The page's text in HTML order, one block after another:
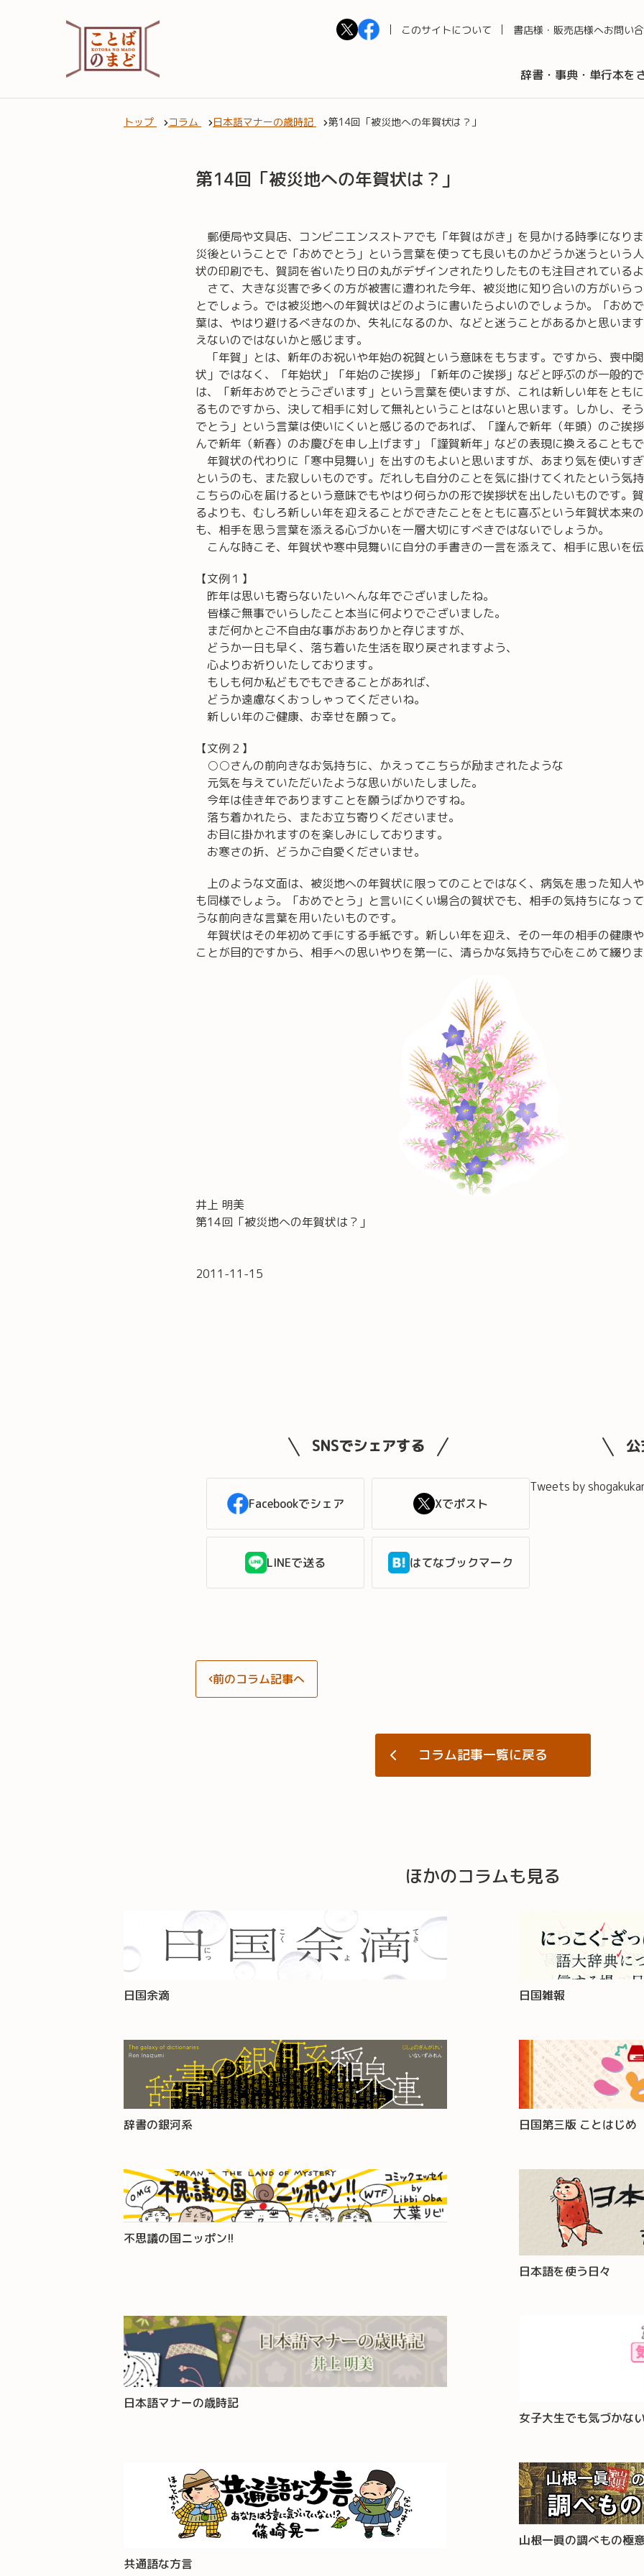
このサイトについて 書店様・販売店様へお問い
辞書・事典・単行本を
トップ コラム 日本語マナーの歳時記 第14回「被災地への年賀状は？」
第14回「被災地への年賀状は？」
郵便局や文具店、コンビニエンスストアでも「年賀はがき」を見かける時季になり
災後ということで「おめでとう」という言葉を使っても良いものかどうか迷うという
状の印刷でも、賀詞を省いたり日の丸がデザインされたりしたものも注目されているよ
さて、大きな災害で多くの方が被害に遭われた今年、被災地に知り合いの方がいら
とでしょう。では被災地への年賀状はどのように書いたらよいのでしょうか。「おめ
葉は、やはり避けるべきなのか、失礼になるのか、などと迷うことがあるかと思いま
えないのではないかと感じます。
「年賀」とは、新年のお祝いや年始の祝賀という意味をもちます。ですから、喪中
状」ではなく、「年始状」「年始のご挨拶」「新年のご挨拶」などと呼ぶのが一般的
は、「新年おめでとうございます」という言葉を使いますが、これは新しい年をとも
るものですから、決して相手に対して無礼ということはないと思います。しかし、そ
でとう」という言葉は使いにくいと感じるのであれば、「謹んで新年（年頭）のご挨
んで新年（新春）のお慶びを申し上げます」「謹賀新年」などの表現に換えることもで
年賀状の代わりに「寒中見舞い」を出すのもよいと思いますが、あまり気を使いす
というのも、また寂しいものです。だれしも自分のことを気に掛けてくれたという気持
こちらの心を届けるという意味でもやはり何らかの形で挨拶状を出したいものです。
るよりも、むしろ新しい年を迎えることができたことをともに喜ぶという年賀状本来
も、相手を思う言葉を添える心づかいを一層大切にすべきではないでしょうか。
こんな時こそ、年賀状や寒中見舞いに自分の手書きの一言を添えて、相手に思いを伝
【文例１】
昨年は思いも寄らないたいへんな年でございましたね。
皆様ご無事でいらしたこと本当に何よりでございました。
まだ何かとご不自由な事がおありかと存じますが、
どうか一日も早く、落ち着いた生活を取り戻されますよう、
心よりお祈りいたしております。
もしも何か私どもでもできることがあれば、
どうか遠慮なくおっしゃってくださいね。
新しい年のご健康、お幸せを願って。
【文例２】
○○さんの前向きなお気持ちに、かえってこちらが励まされたような
元気を与えていただいたような思いがいたしました。
今年は佳き年でありますことを願うばかりですね。
落ち着かれたら、またお立ち寄りくださいませ。
お目に掛かれますのを楽しみにしております。
お寒さの折、どうかご自愛くださいませ。
上のような文面は、被災地への年賀状に限ってのことではなく、病気を患った知人
も同様でしょう。「おめでとう」と言いにくい場合の賀状でも、相手の気持ちになっ
うな前向きな言葉を用いたいものです。
年賀状はその年初めて手にする手紙です。新しい年を迎え、その一年の相手の健康
ことが目的ですから、相手への思いやりを第一に、清らかな気持ちで心をこめて綴りま
井上 明美
第14回「被災地への年賀状は？」
2011-11-15
SNSでシェアする
Facebookでシェア Xでポスト
LINEで送る はてなブックマーク
Tweets by
前のコラム記事へ
コラム記事一覧に戻る
ほかのコラムも見る
日国余滴 日国雑報
辞書の銀河系 日国第三版 ことはじめ
不思議の国ニッポン!!
日本語を使う日々
日本語マナーの歳時記
女子大生でも気づかな
共通語な方言
山根一眞の調べもの極